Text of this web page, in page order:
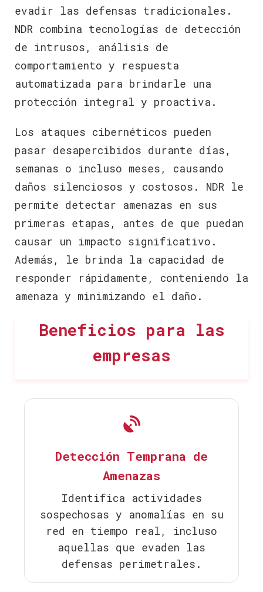
evadir las defensas tradicionales.
NDR combina tecnologías de detección
de intrusos, análisis de
comportamiento y respuesta
automatizada para brindarle una
protección integral y proactiva.
Los ataques cibernéticos pueden
pasar desapercibidos durante días,
semanas o incluso meses, causando
daños silenciosos y costosos. NDR le
permite detectar amenazas en sus
primeras etapas, antes de que puedan
causar un impacto significativo.
Además, le brinda la capacidad de
responder rápidamente, conteniendo la
amenaza y minimizando el daño.
Beneficios para las
empresas
Detección Temprana de
Amenazas
Identifica actividades
sospechosas y anomalías en su
red en tiempo real, incluso
aquellas que evaden las
defensas perimetrales.